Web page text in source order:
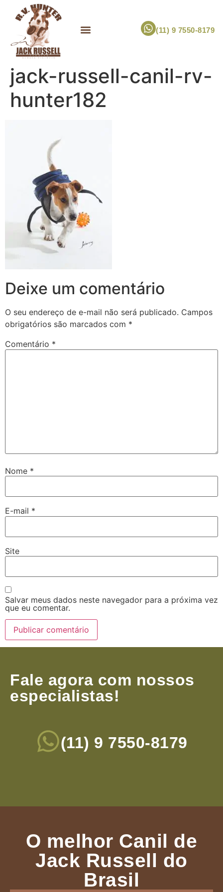
(11) 9 7550-8179
jack-russell-canil-rv-
hunter182
Deixe um comentário
O seu endereço de e-mail não será publicado. Campos
obrigatórios são marcados com *
Comentário *
Nome *
E-mail *
Site
Salvar meus dados neste navegador para a próxima vez
que eu comentar.
Fale agora com nossos
especialistas!
(11) 9 7550-8179
O melhor Canil de
Jack Russell do
Brasil